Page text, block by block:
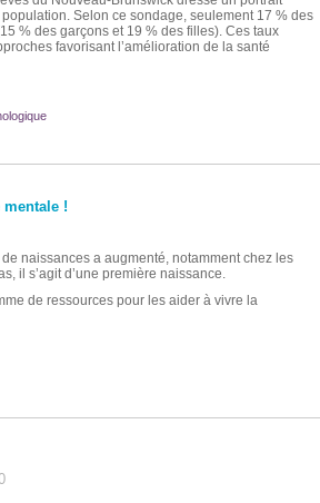
Selon ce sondage, seulement 17 % des
% des garçons et 19 % des filles). Ces taux
favorisant l’amélioration de la santé
mentale !
naissances a augmenté, notamment chez les
il s’agit d’une première naissance.
de ressources pour les aider à vivre la